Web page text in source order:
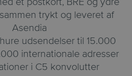
trykt og leveret af
Asendia
udsendelser til 15.000
internationale adresser
i C5 konvolutter